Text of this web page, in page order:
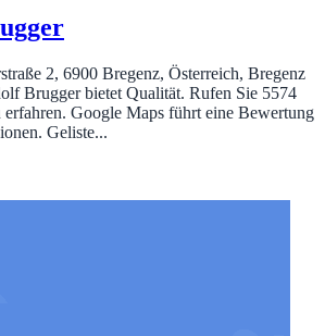
2, 6900 Bregenz, Österreich, Bregenz
Brugger bietet Qualität. Rufen Sie 5574
erfahren. Google Maps führt eine Bewertung
Geliste...